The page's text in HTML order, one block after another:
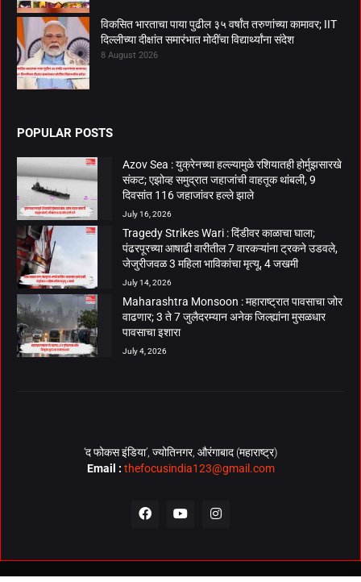
विकसित भारताचा पाया पुढील ३५ वर्षांत तरुणांच्या कामावर; IIT
दिल्लीच्या दीक्षांत समारंभात मोदींचा विद्यार्थ्यांना संदेश
8 August 2026
POPULAR POSTS
Azov Sea : युक्रेनच्या हल्ल्यामुळे रशियातही होर्मुझसारखे
संकट; एझोव्ह समुद्रात जहाजांची वाहतूक थांबली, 9
दिवसांत 116 जहाजांवर हल्ले झाले
July 16, 2026
Tragedy Strikes Wari : दिंडीवर काळाचा घाला;
पंढरपूरच्या आषाढी वारीतील 7 वारकऱ्यांना ट्रकने उडवले,
जेजुरीजवळ 3 महिला भाविकांचा मृत्यू, 4 जखमी
July 14, 2026
Maharashtra Monsoon : महाराष्ट्रात पावसाचा जोर
वाढणार; 3 ते 7 जुलैदरम्यान अनेक जिल्ह्यांना मुसळधार
पावसाचा इशारा
July 4, 2026
‘द फोकस इंडिया’, ज्योतिनगर, औरंगाबाद (महाराष्ट्र)
Email : thefocusindia123@gmail.com